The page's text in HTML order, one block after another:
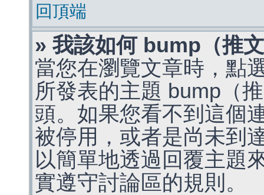
回頂端
» 我該如何 bump（推
當您在瀏覽文章時，點
所發表的主題 bump（
頭。如果您看不到這個
被停用，或者是尚未到
以簡單地透過回覆主題
實遵守討論區的規則。